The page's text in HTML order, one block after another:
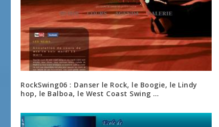
RockSwing06 : Danser le Rock, le Boogie, le Lindy
hop, le Balboa, le West Coast Swing …